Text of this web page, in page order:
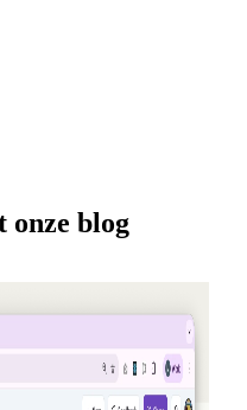
onze blog
credits — NextDocs